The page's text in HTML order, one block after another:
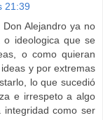
21:39
Alejandro ya no
ideologica que se
o como quieran
y por extremas
lo que sucedió
e irrespeto a algo
como ser